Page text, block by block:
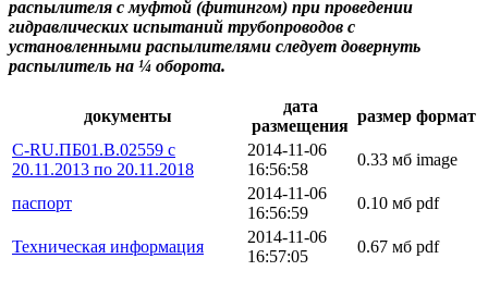
распылителя с муфтой (фитингом) при проведении
гидравлических испытаний трубопроводов с
установленными распылителями следует довернуть
распылитель на ¼ оборота.
документы
дата
размещения
размер формат
C-RU.ПБ01.В.02559 с
20.11.2013 по 20.11.2018
2014-11-06
16:56:58
0.33 мб image
паспорт
2014-11-06
16:56:59
0.10 мб pdf
Техническая информация
2014-11-06
16:57:05
0.67 мб pdf